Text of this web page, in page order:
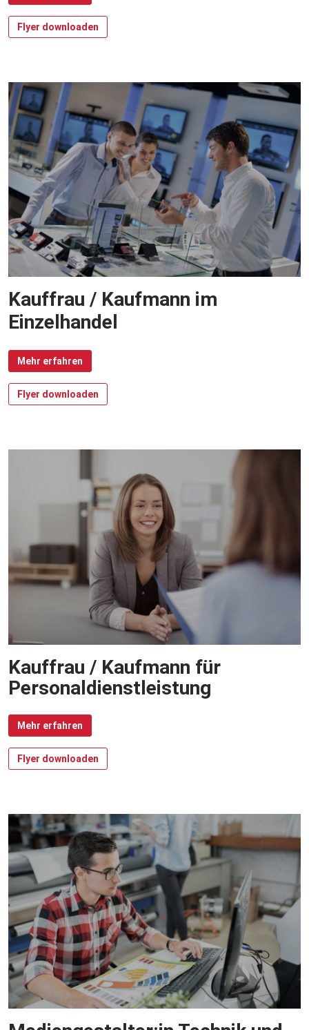
Flyer downloaden
Kauffrau / Kaufmann im
Einzelhandel
Mehr erfahren
Flyer downloaden
Kauffrau / Kaufmann für
Personaldienstleistung
Mehr erfahren
Flyer downloaden